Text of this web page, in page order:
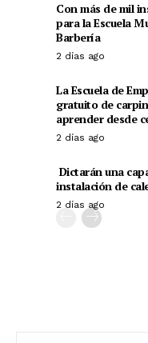
Con más de mil
para la Escuela
Barbería
2 días ago
La Escuela de
gratuito de
aprender desde
2 días ago
Dictarán una
instalación de
2 días ago